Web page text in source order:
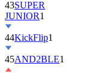
44KickFlip
45AND2BLE
46TWICE1